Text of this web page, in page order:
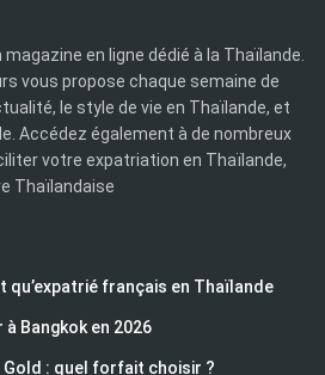
en ligne dédié à la Thaïlande.
vous propose chaque semaine de
le style de vie en Thaïlande, et
Accédez également à de nombreux
votre expatriation en Thaïlande,
Thaïlandaise
qu’expatrié français en Thaïlande
à Bangkok en 2026
: quel forfait choisir ?